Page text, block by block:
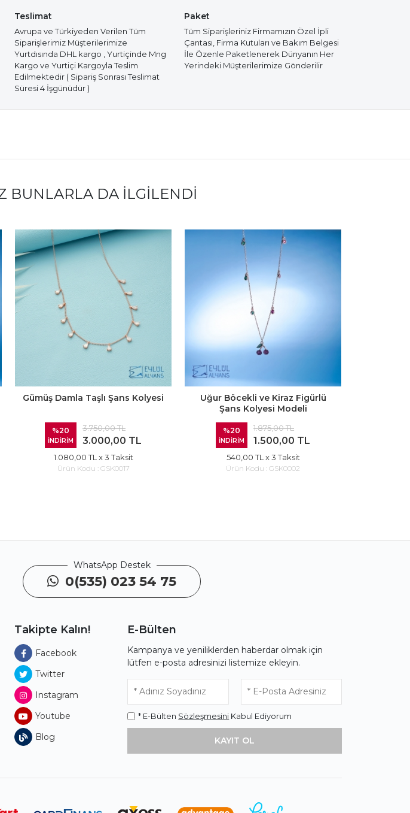
Teslimat
Avrupa ve Türkiyeden Verilen Tüm
Siparişlerimiz Müşterilerimize
Yurtdısında DHL kargo , Yurtiçinde Mng
Kargo ve Yurtiçi Kargoyla Teslim
Edilmektedir ( Sipariş Sonrası Teslimat
Süresi 4 İşgünüdür )
Paket
Tüm Siparişleriniz Firmamızın Özel İpli
Çantası, Firma Kutuları ve Bakım Belgesi
İle Özenle Paketlenerek Dünyanın Her
Yerindeki Müşterilerimize Gönderilir
BUNLARLA DA İLGILENDI
Gümüş Damla Taşlı Şans Kolyesi
%20
İNDİRİM
3.750,00 TL
3.000,00 TL
1.080,00 TL x 3 Taksit
Ürün Kodu : GSK0017
Uğur Böcekli ve Kiraz Figürlü
Şans Kolyesi Modeli
%20
İNDİRİM
1.875,00 TL
1.500,00 TL
540,00 TL x 3 Taksit
Ürün Kodu : GSK0002
WhatsApp Destek
0(535) 023 54 75
Takipte Kalın!
Facebook
Twitter
Instagram
Youtube
Blog
E-Bülten
Kampanya ve yeniliklerden haberdar olmak için
lütfen e-posta adresinizi listemize ekleyin.
* E-Bülten Sözleşmesini Kabul Ediyorum